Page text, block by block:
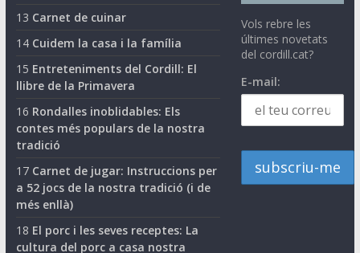
13 Carnet de cuinar
14 Cuidem la casa i la família
15 Entreteniments del Cordill: El
llibre de la Primavera
16 Rondalles inoblidables: Els
contes més populars de la nostra
tradició
17 Carnet de jugar: Instruccions per
a 52 jocs de la nostra tradició (i de
més enllà)
18 El porc i les seves receptes: La
cultura del porc a casa nostra
Vols rebre les
últimes novetats
del cordill.cat?
E-mail: